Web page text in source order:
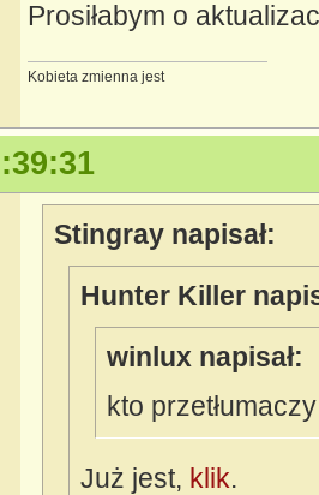
Prosiłabym o
Kobieta zmienna jest
Stingray napisał:
Hunter Killer
winlux napisał:
kto
Już jest, klik.